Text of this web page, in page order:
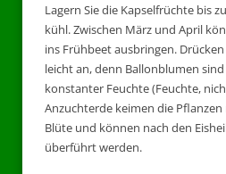
Lagern Sie die Kapselfrüchte bis
kühl. Zwischen März und April
ins Frühbeet ausbringen.
leicht an, denn Ballonblumen
konstanter Feuchte (Feuchte,
Anzuchterde keimen die
Blüte und können nach den
überführt werden.